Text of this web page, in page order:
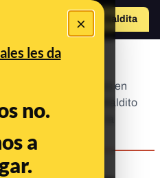
×
les da
no.
a
Hazte Maldito
y sus repercusiones en
imprescindible Maldito
de luchar contra la